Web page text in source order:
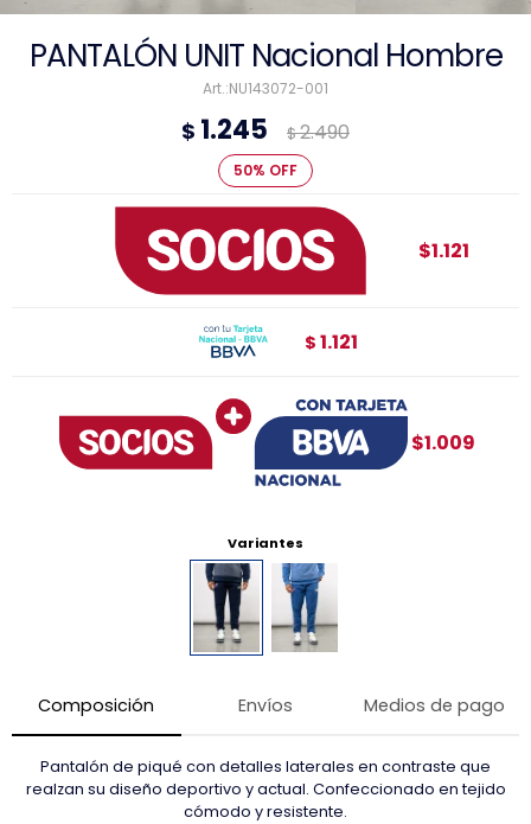
PANTALÓN UNIT Nacional Hombre
NU143072-001
$ 1.245 $2.490
50
$1.009
$1.121
$ 1.121
Variantes
Composición Envíos Medios de pago
Pantalón de piqué con detalles laterales en contraste que
realzan su diseño deportivo y actual. Confeccionado en tejido
cómodo y resistente.